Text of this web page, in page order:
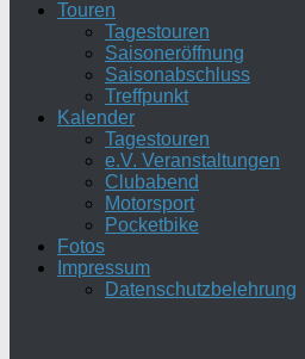
Touren
Tagestouren
Saisoneröffnung
Saisonabschluss
Treffpunkt
Kalender
Tagestouren
e.V. Veranstaltungen
Clubabend
Motorsport
Pocketbike
Fotos
Impressum
Datenschutzbelehrung